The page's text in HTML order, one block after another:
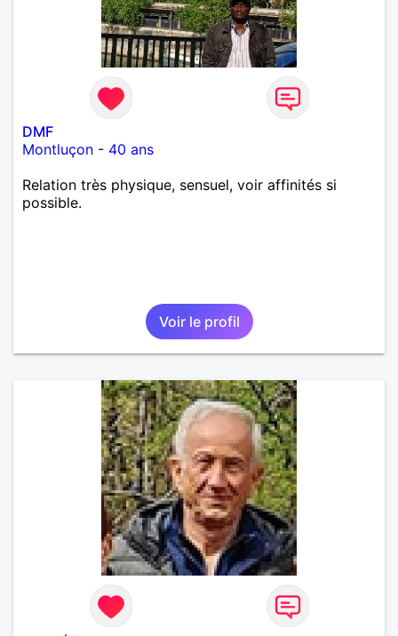
DMF
Montluçon - 40 ans
Relation très physique, sensuel, voir affinités si
possible.
Voir le profil